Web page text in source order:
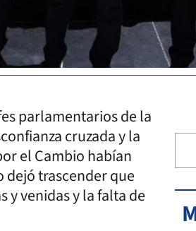
parlamentarios de la
cruzada y la
el Cambio habían
dejó trascender que
y venidas y la falta de